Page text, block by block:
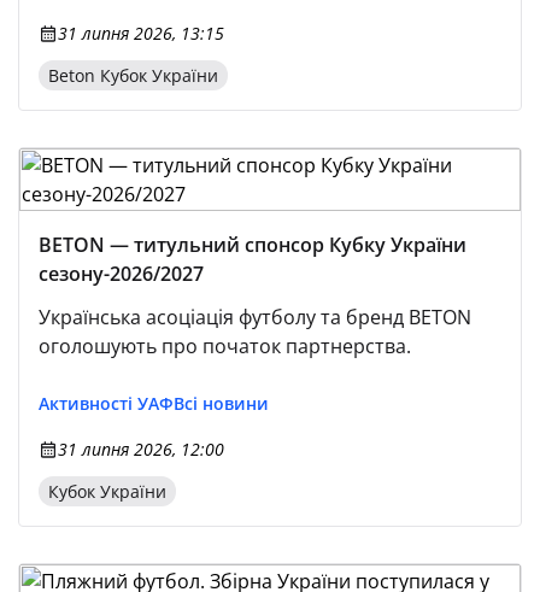
31 липня 2026, 13:15
Beton Кубок України
BETON — титульний спонсор Кубку України
сезону-2026/2027
Українська асоціація футболу та бренд BETON
оголошують про початок партнерства.
Активності УАФВсі новини
31 липня 2026, 12:00
Кубок України